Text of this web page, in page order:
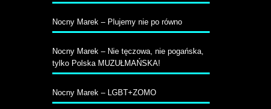
Nocny Marek – Plujemy nie po równo
Nocny Marek – Nie tęczowa, nie pogańska,
tylko Polska MUZUŁMAŃSKA!
Nocny Marek – LGBT+ZOMO